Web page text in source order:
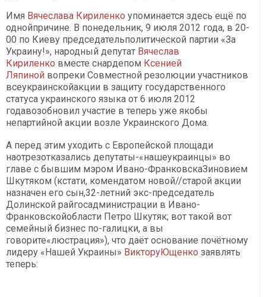
Имя Вячеслава Кириленко упоминается здесь ещё по
однойпричине. В понедельник, 9 июля 2012 года, в 20-
00 по Киеву председательполитической партии «За
Украину!», народный депутат Вячеслав
Кириленко вместе снардепом Ксенией
Ляпиной вопреки Совместной резолюции участников
всеукраинскойакции в защиту государственного
статуса украинского языка от 6 июля 2012
годавозобновил участие в теперь уже якобы
непартийной акции возле Украинского Дома.
А перед этим уходить с Европейской площади
наотрезотказались депутаты-«нашеукраинцы» во
главе с бывшим мэром Ивано-ФранковскаЗиновием
Шкутяком (кстати, комендатом новой//старой акции
назначен его сын,32-летний экс-председатель
Долинской райгосадминистрации в Ивано-
Франковскойобласти Петро Шкутяк; вот такой вот
семейный бизнес по-галицки, а вы
говорите«люстрация»), что даёт основание почётному
лидеру «Нашей Украины» ВикторуЮщенко заявлять
теперь: